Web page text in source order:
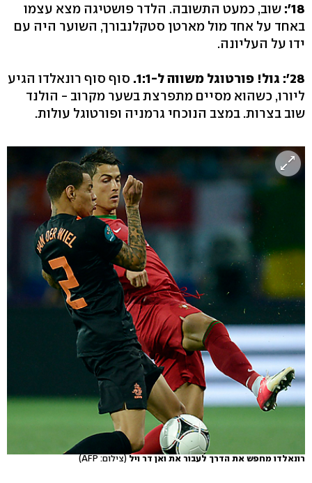
18':
שוב, כמעט התשובה. הלדר פושטיגה מצא עצמו
באחד על אחד מול מארטן סטקלנבורך, השוער היה עם
ידו על העליונה.
28': גול! פורטוגל משווה ל-1:1.
סוף סוף רונאלדו הגיע
ליורו, כשהוא מסיים מתפרצת בשער מקרוב - הולנד
שוב בצרות. במצב הנוכחי גרמניה ופורטוגל עולות.
רונאלדו מחפש את הדרך לעבור את ואן דר ויל (צילום: AFP)